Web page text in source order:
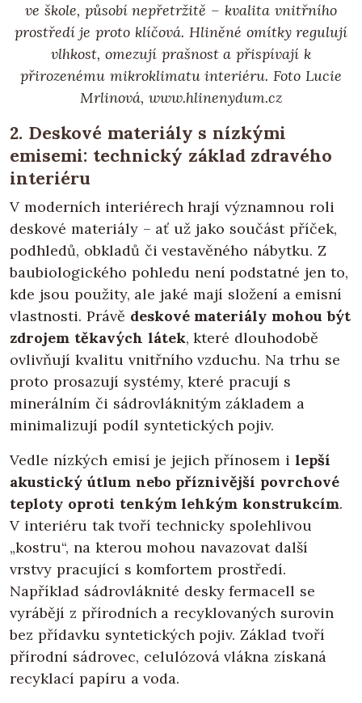
ve škole, působí nepřetržitě – kvalita vnitřního
prostředí je proto klíčová. Hliněné omítky regulují
vlhkost, omezují prašnost a přispívají k
přirozenému mikroklimatu interiéru. Foto Lucie
Mrlinová, www.hlinenydum.cz
2. Deskové materiály s nízkými
emisemi: technický základ zdravého
interiéru
V moderních interiérech hrají významnou roli
deskové materiály – ať už jako součást příček,
podhledů, obkladů či vestavěného nábytku. Z
baubiologického pohledu není podstatné jen to,
kde jsou použity, ale jaké mají složení a emisní
vlastnosti. Právě deskové materiály mohou být
zdrojem těkavých látek, které dlouhodobě
ovlivňují kvalitu vnitřního vzduchu. Na trhu se
proto prosazují systémy, které pracují s
minerálním či sádrovláknitým základem a
minimalizují podíl syntetických pojiv.
Vedle nízkých emisí je jejich přínosem i lepší
akustický útlum nebo příznivější povrchové
teploty oproti tenkým lehkým konstrukcím.
V interiéru tak tvoří technicky spolehlivou
„kostru“, na kterou mohou navazovat další
vrstvy pracující s komfortem prostředí.
Například sádrovláknité desky fermacell se
vyrábějí z přírodních a recyklovaných surovin
bez přídavku syntetických pojiv. Základ tvoří
přírodní sádrovec, celulózová vlákna získaná
recyklací papíru a voda.